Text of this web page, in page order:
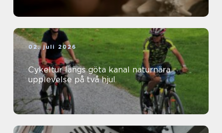
02. juli 2026
Cykeltur längs göta kanal naturnära
upplevelse på två hjul